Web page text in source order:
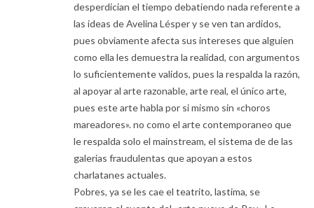
desperdician el tiempo debatiendo nada referente a
las ideas de Avelina Lésper y se ven tan ardidos,
pues obviamente afecta sus intereses que alguien
como ella les demuestra la realidad, con argumentos
lo suficientemente validos, pues la respalda la razón,
al apoyar al arte razonable, arte real, el único arte,
pues este arte habla por si mismo sin «choros
mareadores». no como el arte contemporaneo que
le respalda solo el mainstream, el sistema de de las
galerias fraudulentas que apoyan a estos
charlatanes actuales.
Pobres, ya se les cae el teatrito, lastima, se